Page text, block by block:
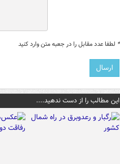
* لطفا عدد مقابل را در جعبه متن وارد کنید
این مطالب را از دست ندهید....